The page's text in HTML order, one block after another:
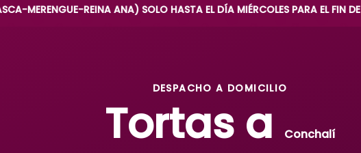
REINA ANA) SOLO HASTA EL DÍA MIÉRCOLES PARA EL FIN DE SEMANA
DESPACHO A DOMICILIO
Tortas a Conchalí